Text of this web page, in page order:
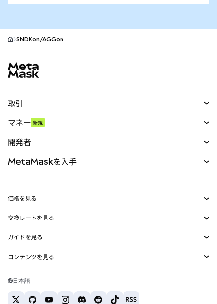
SNDKon/AGGon
取引
パーペチュアル
RWA
マネー 新規
開発者
MetaMask Connect
Snaps
Web3サービス
MetaMaskを入手
セキュリティ
サポート
キャリア
お問い合わせ
価格を見る
イーサリアムの価格
Solanaの価格
Tetherの価格
交換レートを見る
ETH→USD
USDT→INR
BTC→INR
ETH→USDT
ガイドを見る
ETHの購入
コンテンツを見る
Solanaウォレット
日本語